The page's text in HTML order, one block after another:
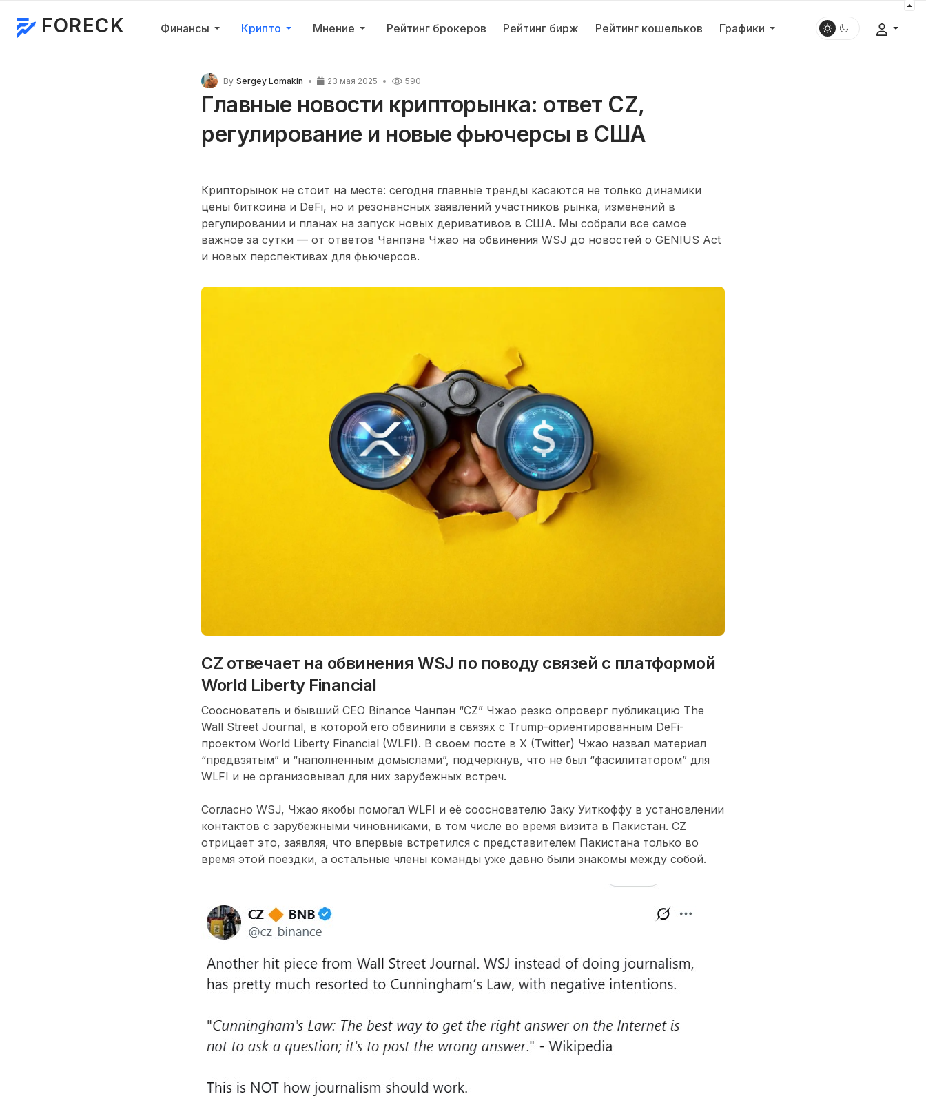
FORECK Финансы Крипто Мнение Рейтинг брокеров Рейтинг бирж Рейтинг кошельков Графики
By Sergey Lomakin 23 мая 2025 590
Главные новости крипторынка: ответ CZ,
регулирование и новые фьючерсы в США
Крипторынок не стоит на месте: сегодня главные тренды касаются не только динамики
цены биткоина и DeFi, но и резонансных заявлений участников рынка, изменений в
регулировании и планах на запуск новых деривативов в США. Мы собрали все самое
важное за сутки — от ответов Чанпэна Чжао на обвинения WSJ до новостей о GENIUS Act
и новых перспективах для фьючерсов.
CZ отвечает на обвинения WSJ по поводу связей с платформой
World Liberty Financial
Сооснователь и бывший CEO Binance Чанпэн “CZ” Чжао резко опроверг публикацию The
Wall Street Journal, в которой его обвинили в связях с Trump-ориентированным DeFi-
проектом World Liberty Financial (WLFI). В своем посте в X (Twitter) Чжао назвал материал
“предвзятым” и “наполненным домыслами”, подчеркнув, что не был “фасилитатором” для
WLFI и не организовывал для них зарубежных встреч.
Согласно WSJ, Чжао якобы помогал WLFI и её сооснователю Заку Уиткоффу в установлении
контактов с зарубежными чиновниками, в том числе во время визита в Пакистан. CZ
отрицает это, заявляя, что впервые встретился с представителем Пакистана только во
время этой поездки, а остальные члены команды уже давно были знакомы между собой.